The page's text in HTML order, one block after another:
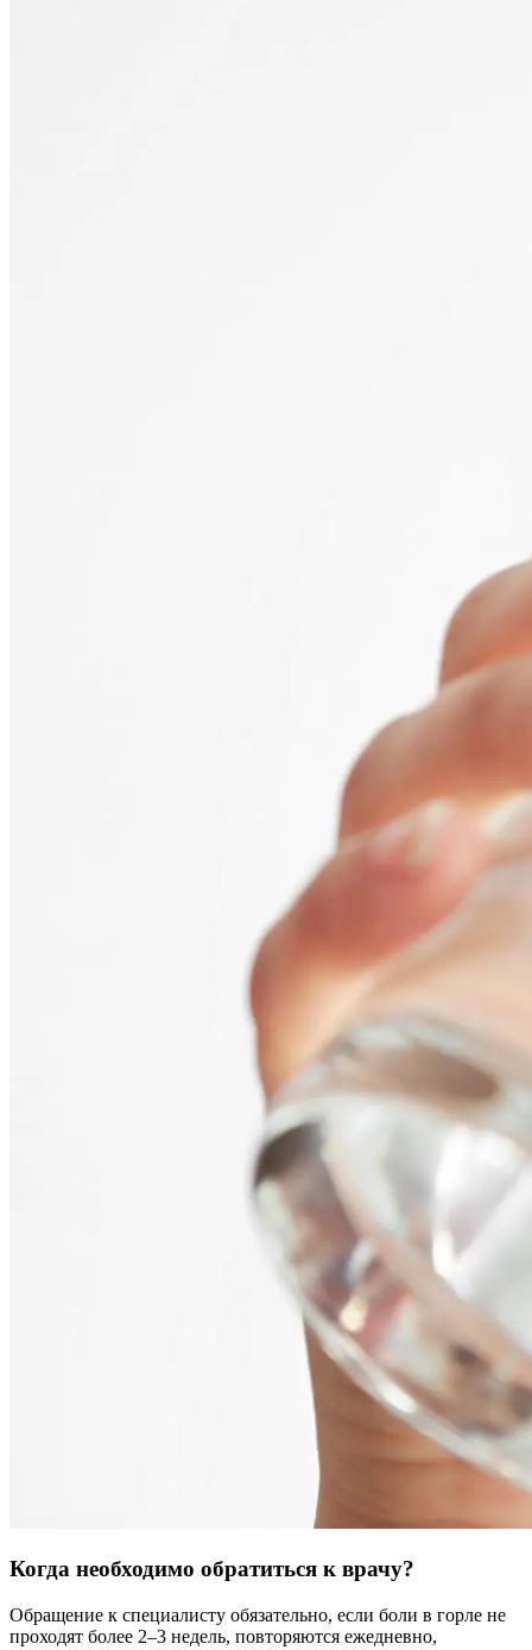
Когда необходимо обратиться к врачу?
Обращение к специалисту обязательно, если боли в горле не
проходят более 2–3 недель, повторяются ежедневно,